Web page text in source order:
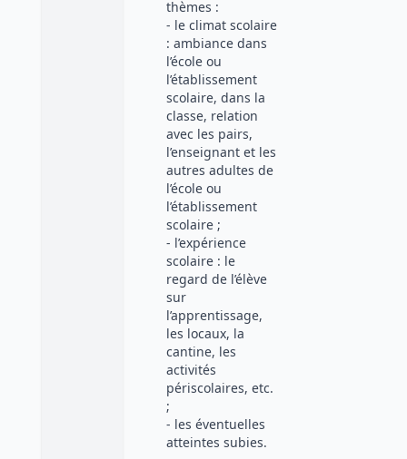
thèmes :
- le climat scolaire
: ambiance dans
l’école ou
l’établissement
scolaire, dans la
classe, relation
avec les pairs,
l’enseignant et les
autres adultes de
l’école ou
l’établissement
scolaire ;
- l’expérience
scolaire : le
regard de l’élève
sur
l’apprentissage,
les locaux, la
cantine, les
activités
périscolaires, etc.
;
- les éventuelles
atteintes subies.